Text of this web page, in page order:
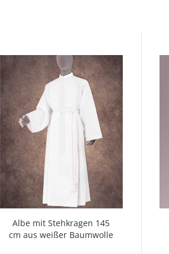
Albe mit Stehkragen 145
cm aus weißer Baumwolle